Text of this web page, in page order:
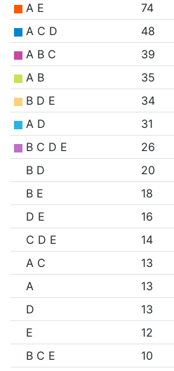
A E
74
A C D
48
A B C
39
A B
35
B D E
34
A D
31
B C D E
26
B D
20
B E
18
D E
16
C D E
14
A C
13
A
13
D
13
E
12
B C E
10